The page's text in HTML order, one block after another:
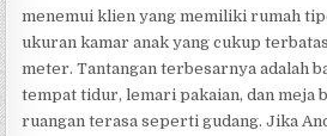
menemui klien yang memiliki rumah
ukuran kamar anak yang cukup
meter. Tantangan terbesarnya adalah
tempat tidur, lemari pakaian, dan meja
ruangan terasa seperti gudang. Jika